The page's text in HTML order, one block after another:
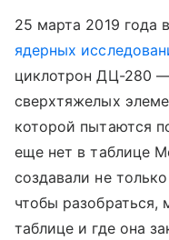
25 марта 2019 года
ядерных
циклотрон ДЦ-280
сверхтяжелых
которой пытаются
еще нет в таблице
создавали не
чтобы
таблице и где она